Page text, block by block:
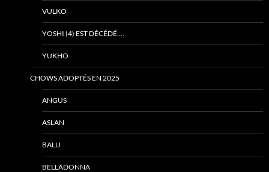
VULKO
YOSHI (4) EST DÉCÉDÉ….
YUKHO
CHOWS ADOPTÉS EN 2025
ANGUS
ASLAN
BALU
BELLADONNA